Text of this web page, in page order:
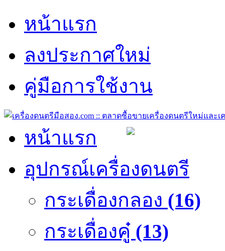
หน้าแรก
ลงประกาศใหม่
คู่มือการใช้งาน
หน้าแรก
อุปกรณ์เครื่องดนตรี
กระเดื่องกลอง (16)
กระเดื่องคู๋ (13)